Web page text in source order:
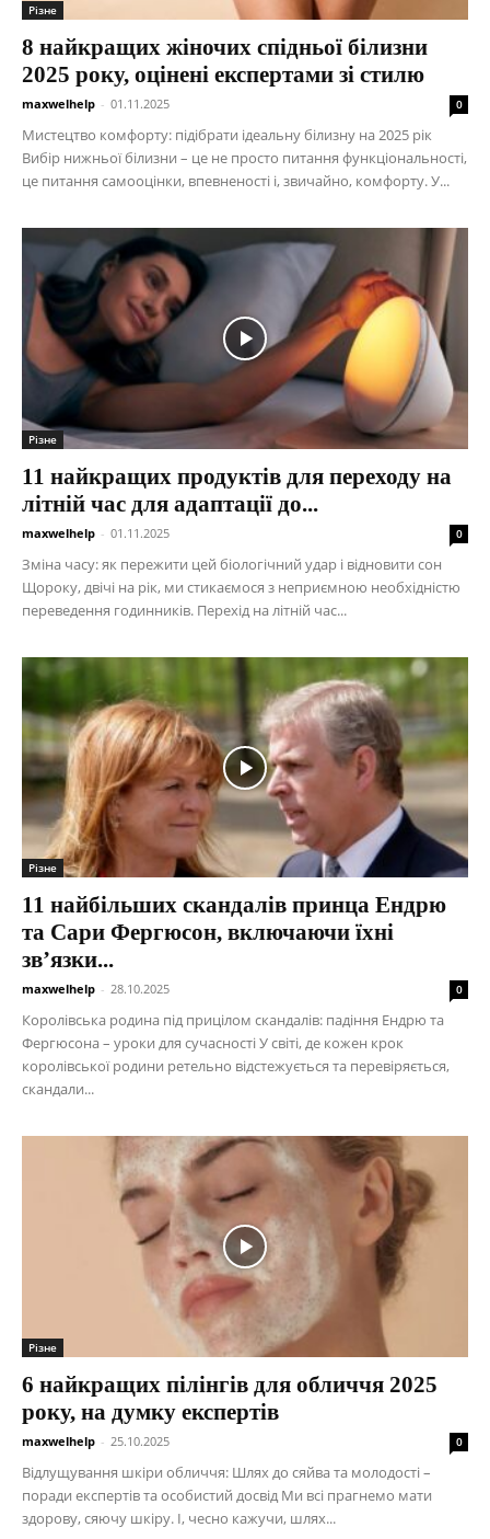
Різне
8 найкращих жіночих спідньої білизни
2025 року, оцінені експертами зі стилю
maxwelhelp - 01.11.2025 0
Мистецтво комфорту: підібрати ідеальну білизну на 2025 рік
Вибір нижньої білизни – це не просто питання функціональності,
це питання самооцінки, впевненості і, звичайно, комфорту. У...
Різне
11 найкращих продуктів для переходу на
літній час для адаптації до...
maxwelhelp - 01.11.2025 0
Зміна часу: як пережити цей біологічний удар і відновити сон
Щороку, двічі на рік, ми стикаємося з неприємною необхідністю
переведення годинників. Перехід на літній час...
Різне
11 найбільших скандалів принца Ендрю
та Сари Фергюсон, включаючи їхні
зв’язки...
maxwelhelp - 28.10.2025 0
Королівська родина під прицілом скандалів: падіння Ендрю та
Фергюсона – уроки для сучасності У світі, де кожен крок
королівської родини ретельно відстежується та перевіряється,
скандали...
Різне
6 найкращих пілінгів для обличчя 2025
року, на думку експертів
maxwelhelp - 25.10.2025 0
Відлущування шкіри обличчя: Шлях до сяйва та молодості –
поради експертів та особистий досвід Ми всі прагнемо мати
здорову, сяючу шкіру. І, чесно кажучи, шлях...